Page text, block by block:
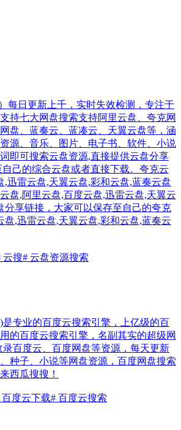
每日更新上千，实时失效检测，专注于
持七大网盘搜索支持阿里云盘、夸克网
盘、蓝奏云、蓝凑云、天翼云盘等，涵
源、音乐、图片、电子书、软件、小说
即可搜索云盘资源,直接提供云盘分享
己的综合云盘或者直接下载。夸克云
,迅雷云盘,天翼云盘,彩和云盘,蓝奏云盘
盘,阿里云盘,百度云盘,迅雷云盘,天翼云
分享链接，大家可以保存至自己的夸克
盘,迅雷云盘,天翼云盘,彩和云盘,蓝奏云
云搜# 云盘资源搜索
是专业的百度云搜索引擎，上亿级的百
的百度云搜索引擎，名副其实的超级网
百度云、百度网盘等资源，每天更新
种子、小说等网盘资源，百度网盘搜索
西瓜搜搜！
百度云下载# 百度云搜索